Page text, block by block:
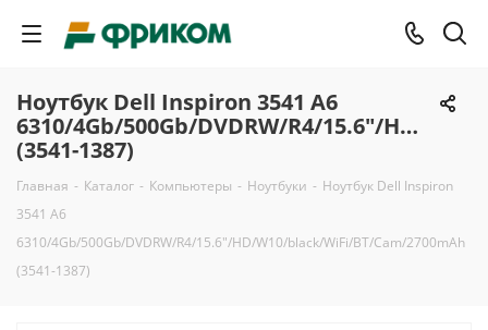
Ноутбук Dell Inspiron 3541 A6
6310/4Gb/500Gb/DVDRW/R4/15.6"/HD/
(3541-1387)
Главная - Каталог - Компьютеры - Ноутбуки - Ноутбук Dell Inspiron
3541 A6
6310/4Gb/500Gb/DVDRW/R4/15.6"/HD/W10/black/WiFi/BT/Cam/2700mAh
(3541-1387)